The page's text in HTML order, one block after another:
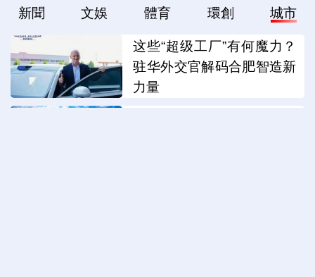
新聞 文娛 體育 環創 城市
这些“超级工厂”有何魔力？
驻华外交官解码合肥智造新
力量